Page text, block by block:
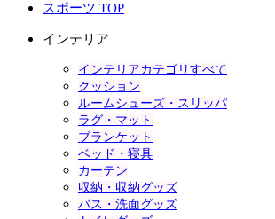
スポーツ TOP
インテリア
インテリアカテゴリすべて
クッション
ルームシューズ・スリッパ
ラグ・マット
ブランケット
ベッド・寝具
カーテン
収納・収納グッズ
バス・洗面グッズ